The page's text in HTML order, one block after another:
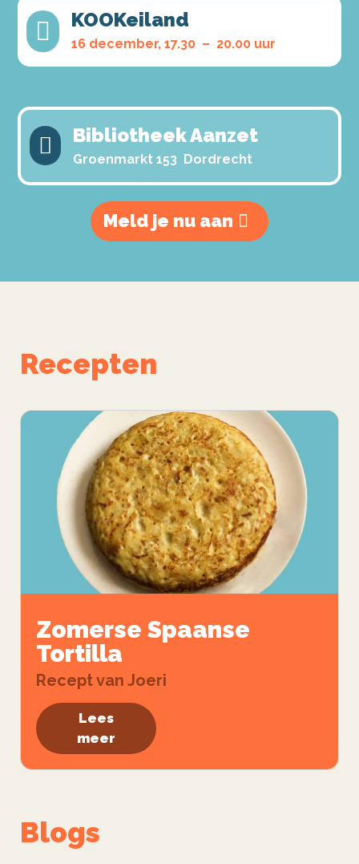
 KOOKeiland
16 december, 17.30 – 20.00 uur
 Bibliotheek Aanzet
Groenmarkt 153 Dordrecht
Meld je nu aan
Recepten
Zomerse Spaanse
Tortilla
Recept van Joeri
Lees
meer
Blogs